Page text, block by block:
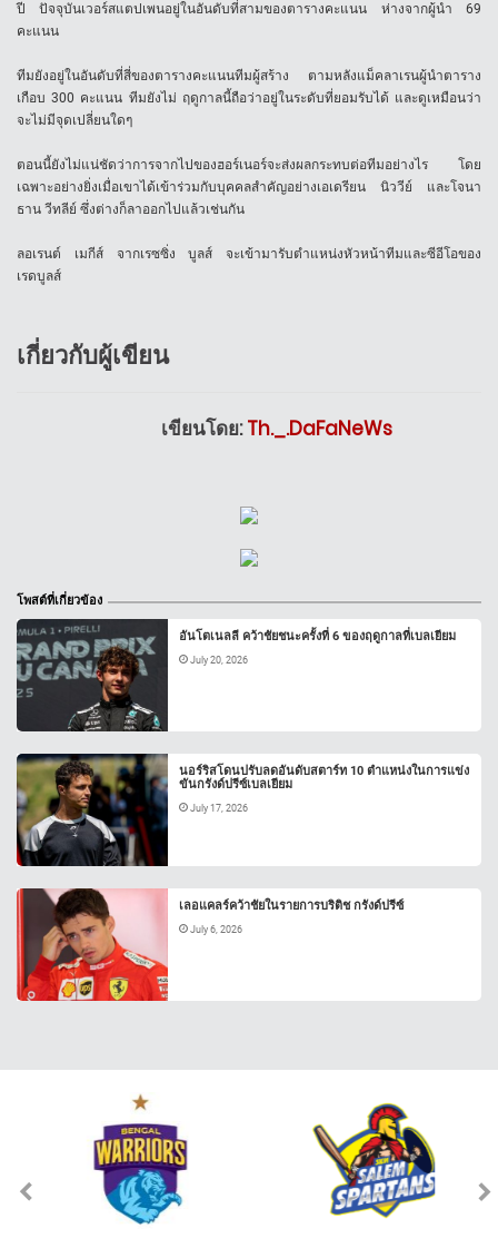
ปี ปัจจุบันเวอร์สแตปเพนอยู่ในอันดับที่สามของตารางคะแนน ห่างจากผู้นำ 69
คะแนน
ทีมยังอยู่ในอันดับที่สี่ของตารางคะแนนทีมผู้สร้าง ตามหลังแม็คลาเรนผู้นำตาราง
เกือบ 300 คะแนน ทีมยังไม่ ฤดูกาลนี้ถือว่าอยู่ในระดับที่ยอมรับได้ และดูเหมือนว่า
จะไม่มีจุดเปลี่ยนใดๆ
ตอนนี้ยังไม่แน่ชัดว่าการจากไปของฮอร์เนอร์จะส่งผลกระทบต่อทีมอย่างไร โดย
เฉพาะอย่างยิ่งเมื่อเขาได้เข้าร่วมกับบุคคลสำคัญอย่างเอเดรียน นิววีย์ และโจนา
ธาน วีทลีย์ ซึ่งต่างก็ลาออกไปแล้วเช่นกัน
ลอเรนต์ เมกีส์ จากเรซซิ่ง บูลส์ จะเข้ามารับตำแหน่งหัวหน้าทีมและซีอีโอของ
เรดบูลส์
เกี่ยวกับผู้เขียน
เขียนโดย:Th._.DaFaNeWs
โพสต์ที่เกี่ยวข้อง
อันโตเนลลี คว้าชัยชนะครั้งที่ 6 ของฤดูกาลที่เบลเยียม
July 20, 2026
นอร์ริสโดนปรับลดอันดับสตาร์ท 10 ตำแหน่งในการแข่ง
ขันกรังด์ปรีซ์เบลเยียม
July 17, 2026
เลอแคลร์คว้าชัยในรายการบริติช กรังด์ปรีซ์
July 6, 2026